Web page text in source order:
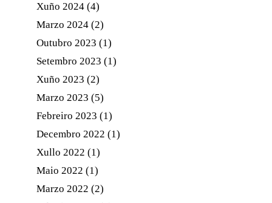
Xuño 2024 (4)
Marzo 2024 (2)
Outubro 2023 (1)
Setembro 2023 (1)
Xuño 2023 (2)
Marzo 2023 (5)
Febreiro 2023 (1)
Decembro 2022 (1)
Xullo 2022 (1)
Maio 2022 (1)
Marzo 2022 (2)